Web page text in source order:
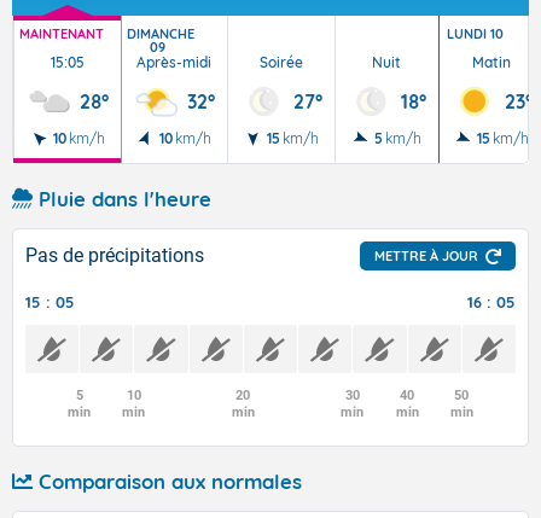
MAINTENANT
15:05
28°
10 km/h
DIMANCHE
09
Après-midi
32°
10 km/h
Soirée
27°
15 km/h
Nuit
18°
5 km/h
LUNDI 10
Matin
23°
15 km/h
Pluie dans l'heure
Pas de précipitations METTRE À JOUR
15 : 05 16 : 05
5
min
10
min
20
min
30
min
40
min
50
min
Comparaison aux normales